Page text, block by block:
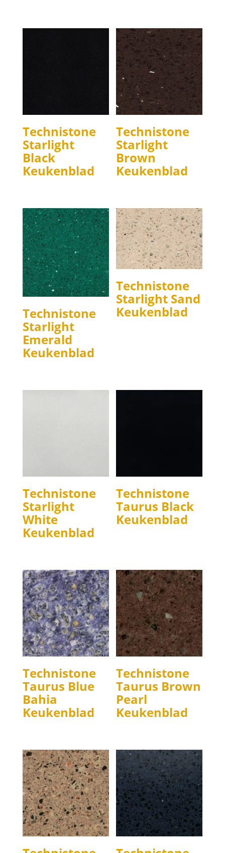
Technistone
Starlight
Black
Keukenblad
Technistone
Starlight
Brown
Keukenblad
Technistone
Starlight
Emerald
Keukenblad
Technistone
Starlight Sand
Keukenblad
Technistone
Starlight
White
Keukenblad
Technistone
Taurus Black
Keukenblad
Technistone
Taurus Blue
Bahia
Keukenblad
Technistone
Taurus Brown
Pearl
Keukenblad